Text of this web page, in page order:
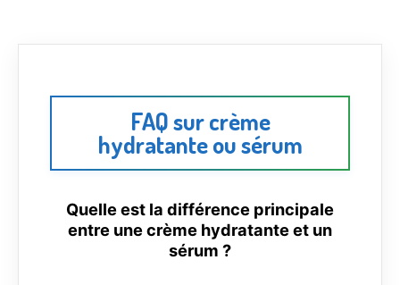
FAQ sur crème
hydratante ou sérum
Quelle est la différence principale
entre une crème hydratante et un
sérum ?